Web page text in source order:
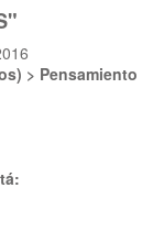
> Pensamiento